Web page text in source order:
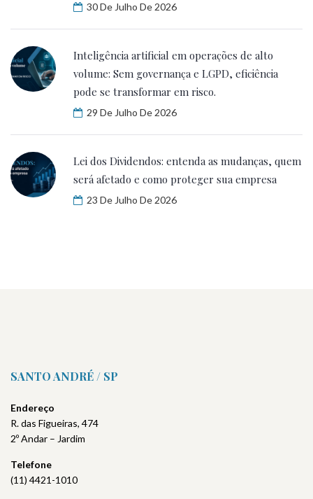
30 De Julho De 2026
Inteligência artificial em operações de alto
volume: Sem governança e LGPD, eficiência
pode se transformar em risco.
29 De Julho De 2026
Lei dos Dividendos: entenda as mudanças, quem
será afetado e como proteger sua empresa
23 De Julho De 2026
SANTO ANDRÉ / SP
Endereço
R. das Figueiras, 474
2º Andar – Jardim
Telefone
(11) 4421-1010